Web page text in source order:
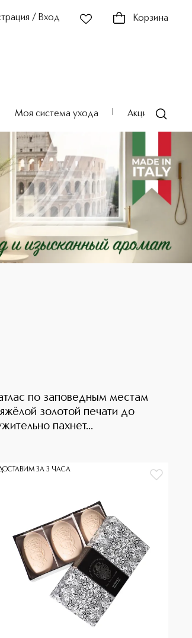
/ Вход Корзина
Моя система ухода Акции
по заповедным местам
золотой печати до
пахнет...
ЗА 3 ЧАСА